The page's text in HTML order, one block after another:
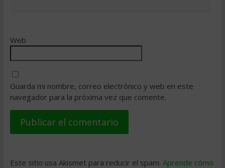
Web
Guarda mi nombre, correo electrónico y web en este
navegador para la próxima vez que comente.
Este sitio usa Akismet para reducir el spam. Aprende cómo